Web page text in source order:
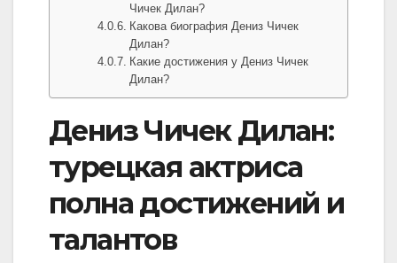
Чичек Дилан?
Какова биография Дениз Чичек
Дилан?
Какие достижения у Дениз Чичек
Дилан?
Дениз Чичек Дилан:
турецкая актриса
полна достижений и
талантов